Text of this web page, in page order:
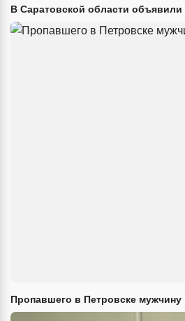
В Саратовской области объявили
Пропавшего в Петровске